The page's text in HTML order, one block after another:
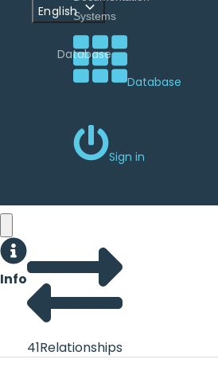
English
Database
Sign in
Database
Info
41Relationships